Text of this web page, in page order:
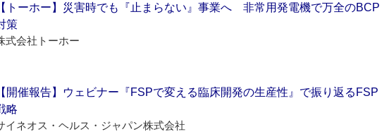
【トーホー】災害時でも『止まらない』事業へ 非常用発電機で万全のBCP
策
式会社トーホー
【開催報告】ウェビナー『FSPで変える臨床開発の生産性』で振り返るFSP
略
イネオス・ヘルス・ジャパン株式会社